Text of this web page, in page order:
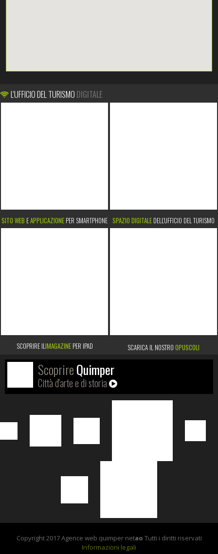
L'UFFICIO DEL TURISMO DIGITALE
SITO WEB EAPPLICAZIONE PER SMARTPHONE SPAZIO DIGITALE DELL'UFFICIO DEL TURISMO
SCOPRIRE ILIMAGAZINEPER IPAD SCARICA IL NOSTRO OPUSCOLI
ScoprireQuimper
Città d'arte e di storia
Copyright 2017 Agence web quimper netao Tutti i diritti riservati
Informazioni legali